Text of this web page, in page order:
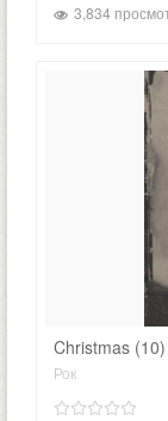
3,834
Christmas (10)
Рок